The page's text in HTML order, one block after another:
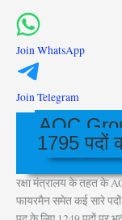
Join WhatsApp
Join Telegram
AOC
1795 पदों
रक्षा मंत्रालय के तहत के
फायरमैन समेत कई सारे